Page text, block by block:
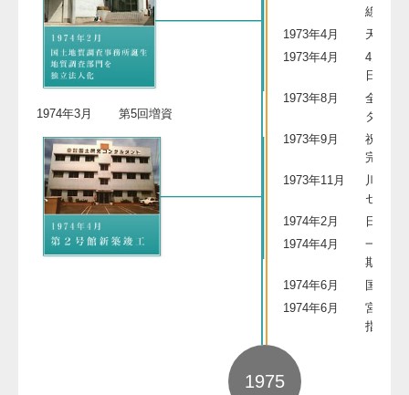
1974年3月 第5回増資
線着工
1973年4月
天皇,
1973年4月
4月8日
日」と
1973年8月
全国初
ター開
1973年9月
祝子川
完成
1973年11月
川崎港
センタ
1974年2月
日豊海
1974年4月
一ッ葉
期）の
1974年6月
国立宮
1974年6月
宮崎空
指定
1975